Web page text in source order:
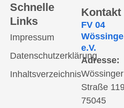
Schnelle
Links
Impressum
Datenschutzerklärung
Inhaltsverzeichnis
Kontakt
FV 04
e.V.
Adresse:
Wössinger
Straße 119
75045